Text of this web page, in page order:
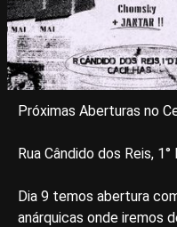
Próximas Aberturas no
Rua Cândido dos Reis,
Dia 9 temos abertura
anárquicas onde iremos